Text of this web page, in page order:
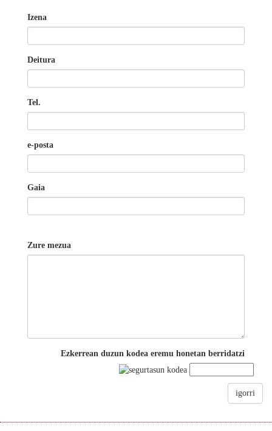
Izena
Deitura
Tel.
e-posta
Gaia
Zure mezua
Ezkerrean duzun kodea eremu honetan berridatzi
igorri